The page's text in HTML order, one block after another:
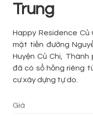
Trung
Happy Residence
mặt tiền đường
Huyện Củ Chi, Thành
đã có sổ hồng riêng
cư xây dựng tự do.
Giá